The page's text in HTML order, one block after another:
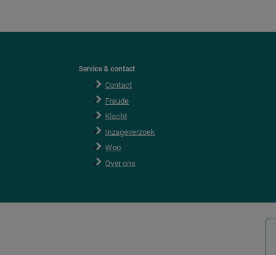
Service & contact
Contact
Fraude
Klacht
Inzageverzoek
Woo
Over ons